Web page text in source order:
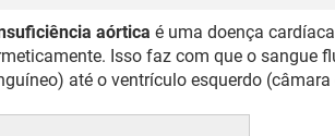
aórtica é uma doença
Isso faz com que o sangue
até o ventrículo esquerdo